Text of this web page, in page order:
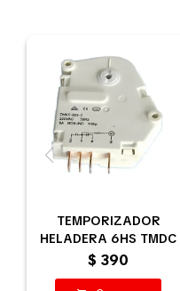
TEMPORIZADOR
HELADERA 6HS TMDC
$ 390